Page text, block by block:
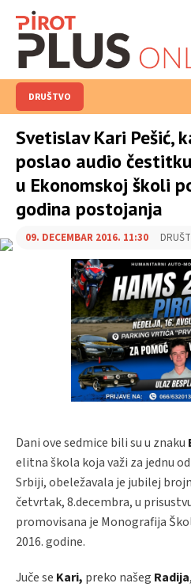
DRUŠTVO
Svetislav Kari Pešić,
poslao audio
u Ekonomskoj školi
godina postojanja
09. DECEMBAR 2016. 11:30
Dani ove sedmice bili su u znaku
elitna škola koja važi za jednu
Srbiji, obeležavala je jubilej
četvrtak, 8.decembra, u
promovisana je Monografija
2016. godine.
Juče se Kari, preko našeg Radija